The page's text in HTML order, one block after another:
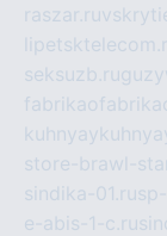
raszar.ru
seksuzb.ru
store-brawl-
sindika-01.ru
e-abis-1-c.ru